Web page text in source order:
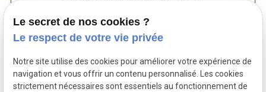
Le secret de nos cookies ?
Le respect de votre vie privée
Notre site utilise des cookies pour améliorer votre expérience de
navigation et vous offrir un contenu personnalisé. Les cookies
strictement nécessaires sont essentiels au fonctionnement de